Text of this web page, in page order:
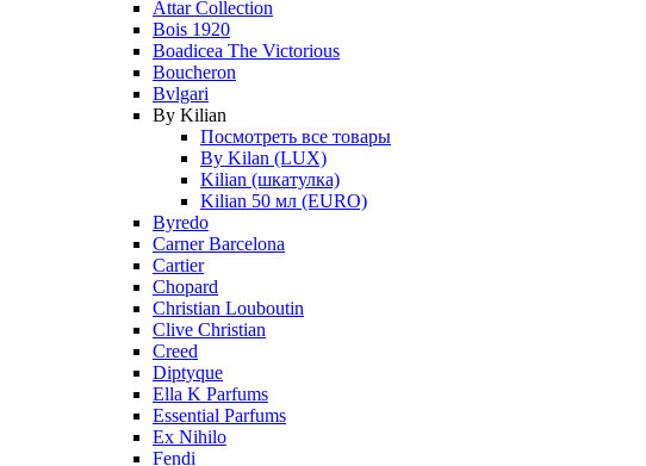
Attar Collection
Bois 1920
Boadicea The Victorious
Boucheron
Bvlgari
By Kilian
Посмотреть все товары
By Kilan (LUX)
Kilian (шкатулка)
Kilian 50 мл (EURO)
Byredo
Carner Barcelona
Cartier
Chopard
Christian Louboutin
Clive Christian
Creed
Diptyque
Ella K Parfums
Essential Parfums
Ex Nihilo
Fendi